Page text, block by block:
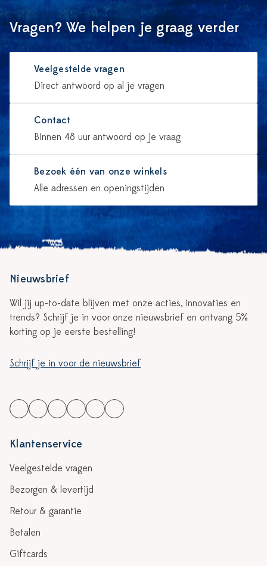
Vragen? We helpen je graag verder
Veelgestelde vragen
Direct antwoord op al je vragen
Contact
Binnen 48 uur antwoord op je vraag
Bezoek één van onze winkels
Alle adressen en openingstijden
Nieuwsbrief
Wil jij up-to-date blijven met onze acties, innovaties en
trends? Schrijf je in voor onze nieuwsbrief en ontvang 5%
korting op je eerste bestelling!
Schrijf je in voor de nieuwsbrief
Klantenservice
Veelgestelde vragen
Bezorgen & levertijd
Retour & garantie
Betalen
Giftcards